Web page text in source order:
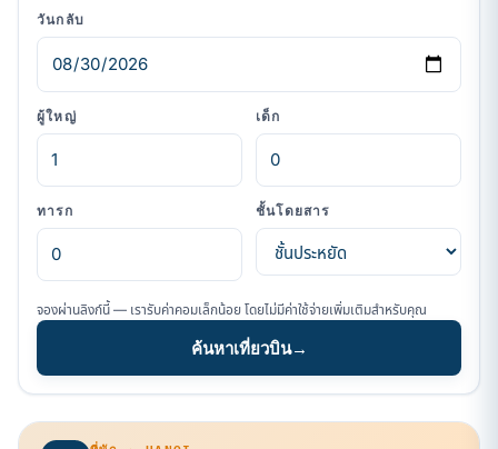
วันกลับ
ผู้ใหญ่ เด็ก
ทารก ชั้นโดยสาร
จองผ่านลิงก์นี้ — เรารับค่าคอมเล็กน้อย โดยไม่มีค่าใช้จ่ายเพิ่มเติมสำหรับคุณ
ค้นหาเที่ยวบิน→